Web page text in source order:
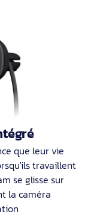
que leur vie
travaillent
se glisse sur
la caméra